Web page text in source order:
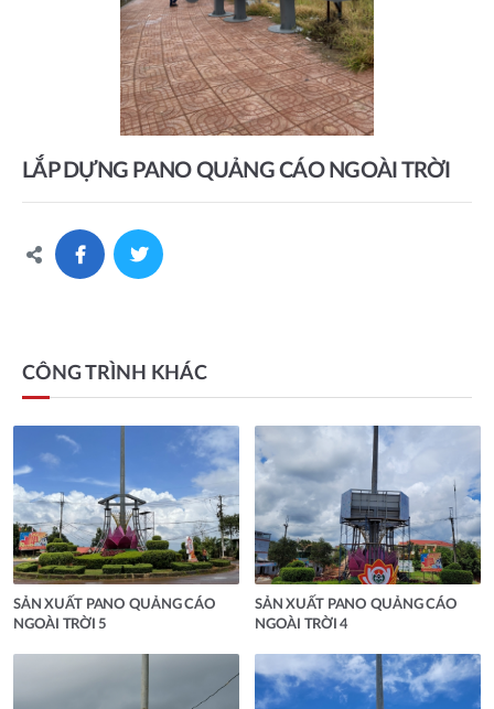
LẮP DỰNG PANO QUẢNG CÁO NGOÀI TRỜI
CÔNG TRÌNH KHÁC
SẢN XUẤT PANO QUẢNG CÁO
NGOÀI TRỜI 5
SẢN XUẤT PANO QUẢNG CÁO
NGOÀI TRỜI 4